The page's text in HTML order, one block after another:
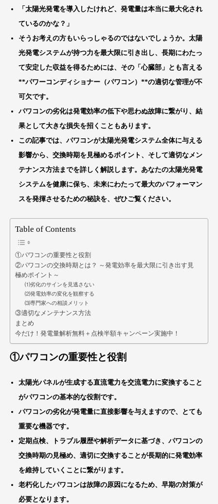
「太陽光発電を導入したけれど、発電量は本当に最大化され
ているのかな？」
そうお考えの方もいらっしゃるのではないでしょうか。太陽
光発電システムが持つ力を最大限に引き出し、長期にわたっ
て安定した収益を得るためには、その「心臓部」とも言える
**パワーコンディショナー（パワコン）**の適切な管理が不
可欠です。
パワコンの劣化は発電効率の低下や思わぬ故障に繋がり、結
果として大きな損失を招くこともあります。
この記事では、パワコンが太陽光発電システム全体に与える
影響から、交換時期を見極めるポイント、そして適切なメン
テナンス方法 までを詳しく解説します。あなたの太陽光発電
システムを健康に保ち、未来にわたって最大のパフォーマン
スを発揮させるための秘訣を、ぜひご覧ください。
Table of Contents
①パワコンの重要性と役割
②パワコンの交換時期とは？ ～発電効率を最大限に引き出す見
極めポイント～
⑴劣化のサインを見逃さない
⑵発電効率の変化を観察する
⑶専門家への相談メリット
③適切なメンテナンス方法
まとめ
今だけ！発電量解析無料＋点検半額キャンペーン実施中！
①パワコンの重要性と役割
太陽光パネルが生成する直流電力を交流電力に変換すること
がパワコンの基本的な役割です。
パワコンの劣化が発電量に直接影響を与えますので、とても
重要な機器です。
定期点検、トラブル履歴や解析データに基づき、パワコンの
交換時期の見極め、適切に交換することが長期的に発電効率
を維持していくことに繋がります。
老朽化したパワコンは故障の原因になるため、早期の対策が
必要となります。